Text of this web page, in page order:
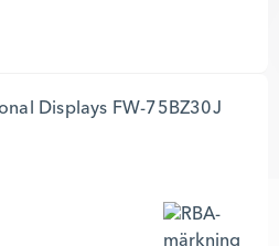
Professional Displays FW-